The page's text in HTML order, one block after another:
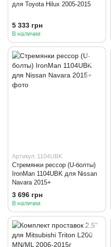
для Toyota Hilux 2005-2015
5 333 грн
В наличии
Артикул: 1104UBK
Стремянки рессор (U-болты)
IronMan 1104UBK для Nissan
Navara 2015+
3 696 грн
В наличии